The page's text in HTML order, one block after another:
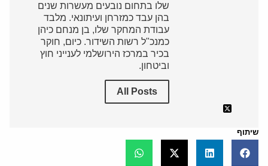
שלו בתחום נובעים מעשרות שנים
בהן עבד כמזרחן ועיתונאי. מלבד
עבודת המחקר שלו, בן מנחם כיהן
כמנכ"ל רשות השידור. כיום, חוקר
בכיר במרכז הירושלמי לענייני חוץ
וביטחון.
All Posts
שיתוף